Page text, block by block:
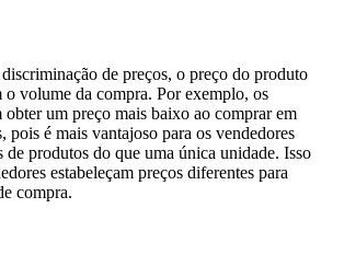
de preços, o preço do produto
o volume da compra. Por exemplo, os
obter um preço mais baixo ao comprar em
pois é mais vantajoso para os vendedores
de produtos do que uma única unidade. Isso
estabeleçam preços diferentes para
compra.